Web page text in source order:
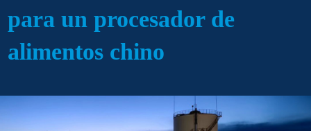
para un procesador de
alimentos chino